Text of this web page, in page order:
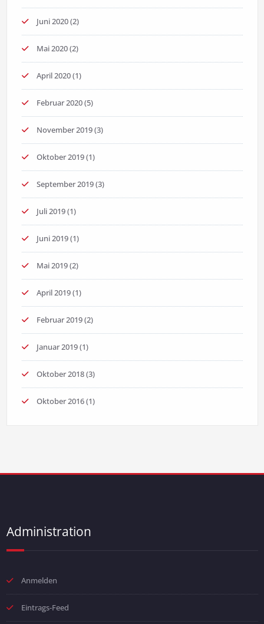
Juni 2020(2)
Mai 2020(2)
April 2020(1)
Februar 2020(5)
November 2019(3)
Oktober 2019(1)
September 2019(3)
Juli 2019(1)
Juni 2019(1)
Mai 2019(2)
April 2019(1)
Februar 2019(2)
Januar 2019(1)
Oktober 2018(3)
Oktober 2016(1)
Administration
Anmelden
Eintrags-Feed